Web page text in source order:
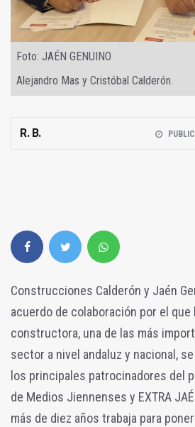
Foto: JAÉN GENUINO
Alejandro Mas y Cristóbal Calderón.
R. B.
Construcciones Calderón y Jaén
acuerdo de colaboración por el que
constructora, una de las más
sector a nivel andaluz y nacional,
los principales patrocinadores del
de Medios Jiennenses y EXTRA
más de diez años trabaja para